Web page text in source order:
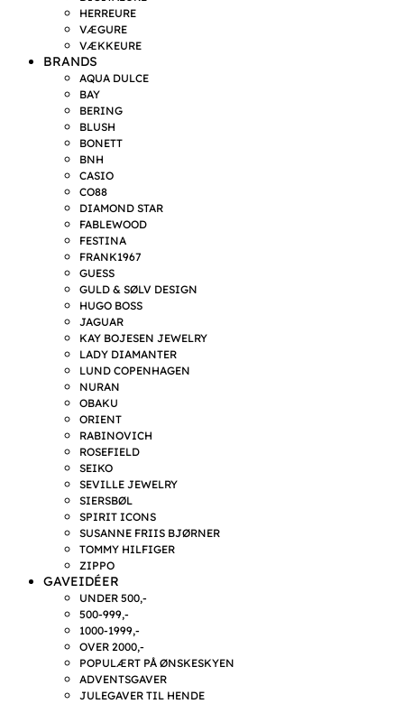
HERREURE
VÆGURE
VÆKKEURE
BRANDS
AQUA DULCE
BAY
BERING
BLUSH
BONETT
BNH
CASIO
CO88
DIAMOND STAR
FABLEWOOD
FESTINA
FRANK1967
GUESS
GULD & SØLV DESIGN
HUGO BOSS
JAGUAR
KAY BOJESEN JEWELRY
LADY DIAMANTER
LUND COPENHAGEN
NURAN
OBAKU
ORIENT
RABINOVICH
ROSEFIELD
SEIKO
SEVILLE JEWELRY
SIERSBØL
SPIRIT ICONS
SUSANNE FRIIS BJØRNER
TOMMY HILFIGER
ZIPPO
GAVEIDÉER
UNDER 500,-
500-999,-
1000-1999,-
OVER 2000,-
POPULÆRT PÅ ØNSKESKYEN
ADVENTSGAVER
JULEGAVER TIL HENDE